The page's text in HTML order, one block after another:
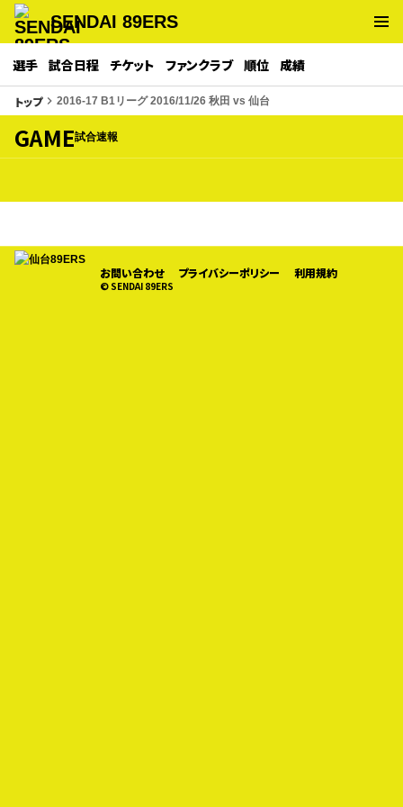
SENDAI 89ERS
選手 試合日程 チケット ファンクラブ 順位 成績
トップkeyboard_arrow_right 2016-17 B1リーグ 2016/11/26 秋田 vs 仙台
GAME試合速報
お問い合わせ プライバシーポリシー 利用規約
© SENDAI 89ERS